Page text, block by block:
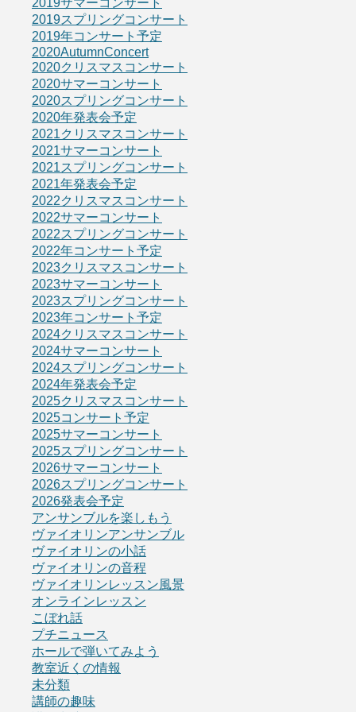
2019サマーコンサート
2019スプリングコンサート
2019年コンサート予定
2020AutumnConcert
2020クリスマスコンサート
2020サマーコンサート
2020スプリングコンサート
2020年発表会予定
2021クリスマスコンサート
2021サマーコンサート
2021スプリングコンサート
2021年発表会予定
2022クリスマスコンサート
2022サマーコンサート
2022スプリングコンサート
2022年コンサート予定
2023クリスマスコンサート
2023サマーコンサート
2023スプリングコンサート
2023年コンサート予定
2024クリスマスコンサート
2024サマーコンサート
2024スプリングコンサート
2024年発表会予定
2025クリスマスコンサート
2025コンサート予定
2025サマーコンサート
2025スプリングコンサート
2026サマーコンサート
2026スプリングコンサート
2026発表会予定
アンサンブルを楽しもう
ヴァイオリンアンサンブル
ヴァイオリンの小話
ヴァイオリンの音程
ヴァイオリンレッスン風景
オンラインレッスン
こぼれ話
プチニュース
ホールで弾いてみよう
教室近くの情報
未分類
講師の趣味